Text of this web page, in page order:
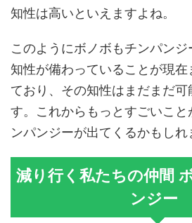
知性は高いといえますよね。
このようにボノボもチンパン
知性が備わっていることが現
ており、その知性はまだまだ可
す。これからもっとすごいこ
ンパンジーが出てくるかもしれ
減り行く私たちの仲間
ンジー